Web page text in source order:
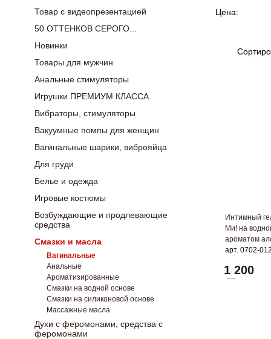
Товар с видеопрезентацией
50 ОТТЕНКОВ СЕРОГО...
Новинки
Товары для мужчин
Анальные стимуляторы
Игрушки ПРЕМИУМ КЛАССА
Вибраторы, стимуляторы
Вакуумные помпы для женщин
Вагинальные шарики, виброяйца
Для груди
Белье и одежда
Игровые костюмы
Возбуждающие и продлевающие
средства
Смазки и масла
Вагинальные
Анальные
Ароматизированные
Смазки на водной основе
Смазки на силиконовой основе
Массажные масла
Духи с феромонами, средства с
феромонами
Цена:
Интимный
Ми! на
ароматом
арт. 0702-
1 200